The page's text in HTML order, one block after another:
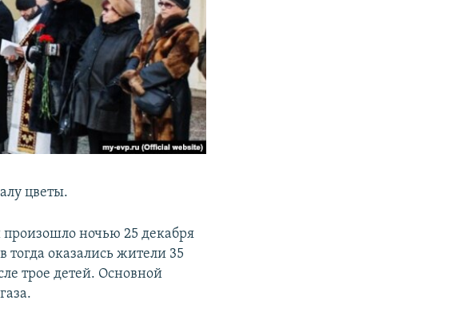
цветы.
ночью 25 декабря
оказались жители 35
трое детей. Основной